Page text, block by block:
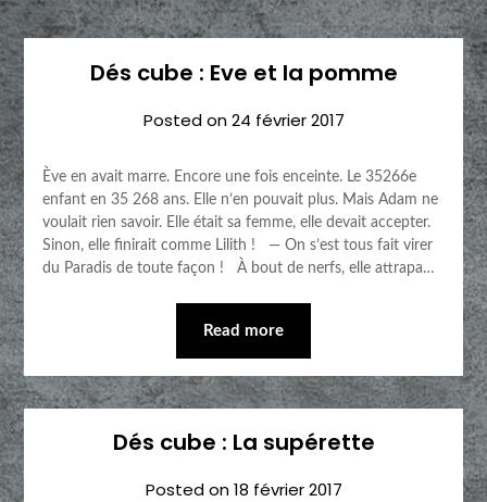
Dés cube : Eve et la pomme
Posted on24 février 2017
Ève en avait marre. Encore une fois enceinte. Le 35266e
enfant en 35 268 ans. Elle n’en pouvait plus. Mais Adam ne
voulait rien savoir. Elle était sa femme, elle devait accepter.
Sinon, elle finirait comme Lilith ! — On s’est tous fait virer
du Paradis de toute façon ! À bout de nerfs, elle attrapa…
Read more
Dés cube : La supérette
Posted on18 février 2017